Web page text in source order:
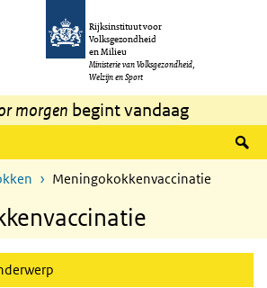
gaan
Rijksinstituut voor
Volksgezondheid
en Milieu
Ministerie van Volksgezondheid,
Welzijn en Sport
morgen begint vandaag
Meningokokkenvaccinatie